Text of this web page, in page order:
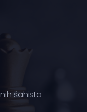
šahista